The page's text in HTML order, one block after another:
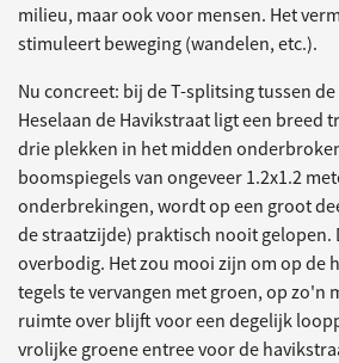
milieu, maar ook voor mensen. Het
stimuleert beweging (wandelen, etc.).
Nu concreet: bij de T-splitsing tussen
Heselaan de Havikstraat ligt een breed
drie plekken in het midden
boomspiegels van ongeveer 1.2x1.2
onderbrekingen, wordt op een groot
de straatzijde) praktisch nooit gelopen.
overbodig. Het zou mooi zijn om op de
tegels te vervangen met groen, op zo'n
ruimte over blijft voor een degelijk
vrolijke groene entree voor de